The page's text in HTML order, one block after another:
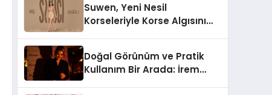
Suwen, Yeni Nesil
Korseleriyle Korse Algısını
Doğal Görünüm ve Pratik
Kullanım Bir Arada: İrem